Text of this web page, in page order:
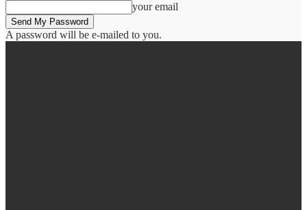
your email
A password will be e-mailed to you.